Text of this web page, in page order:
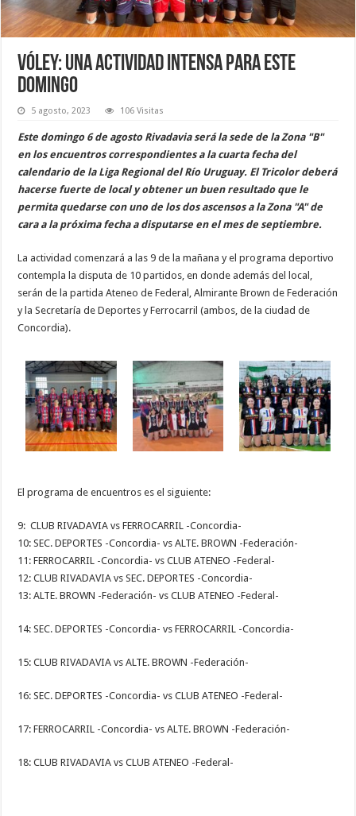
Vóley: una actividad intensa para este
domingo
5 agosto, 2023 106 Visitas
Este domingo 6 de agosto Rivadavia será la sede de la Zona "B"
en los encuentros correspondientes a la cuarta fecha del
calendario de la Liga Regional del Río Uruguay. El Tricolor deberá
hacerse fuerte de local y obtener un buen resultado que le
permita quedarse con uno de los dos ascensos a la Zona "A" de
cara a la próxima fecha a disputarse en el mes de septiembre.
La actividad comenzará a las 9 de la mañana y el programa deportivo
contempla la disputa de 10 partidos, en donde además del local,
serán de la partida Ateneo de Federal, Almirante Brown de Federación
y la Secretaría de Deportes y Ferrocarril (ambos, de la ciudad de
Concordia).
El programa de encuentros es el siguiente:
9: CLUB RIVADAVIA vs FERROCARRIL -Concordia-
10: SEC. DEPORTES -Concordia- vs ALTE. BROWN -Federación-
11: FERROCARRIL -Concordia- vs CLUB ATENEO -Federal-
12: CLUB RIVADAVIA vs SEC. DEPORTES -Concordia-
13: ALTE. BROWN -Federación- vs CLUB ATENEO -Federal-
14: SEC. DEPORTES -Concordia- vs FERROCARRIL -Concordia-
15: CLUB RIVADAVIA vs ALTE. BROWN -Federación-
16: SEC. DEPORTES -Concordia- vs CLUB ATENEO -Federal-
17: FERROCARRIL -Concordia- vs ALTE. BROWN -Federación-
18: CLUB RIVADAVIA vs CLUB ATENEO -Federal-